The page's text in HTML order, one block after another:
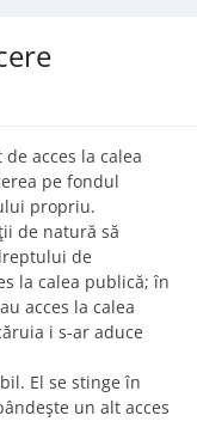
acces la calea
pe fondul
propriu.
de natură să
de
la calea publică; în
acces la calea
i s-ar aduce
El se stinge în
un alt acces